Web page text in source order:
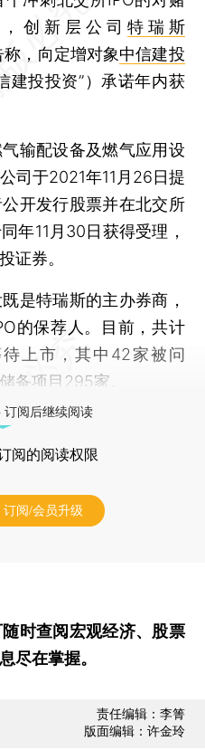
创新层公司 特瑞斯
称，向定增对象中信建投
建投投资”）承诺年内获
配设备及燃气应用设
司于2021年11月26日提
开发行股票并在北交所
年11月30日获得受理，
证券。
特瑞斯的主办券商，
的保荐人。目前，共计
上市，其中42家被问
备项目295家。
订阅后继续阅读
阅的阅读权限
订阅/会员升级
随时查阅宏观经济、股票
尽在掌握。
责任编辑：李箐
版面编辑：许金玲